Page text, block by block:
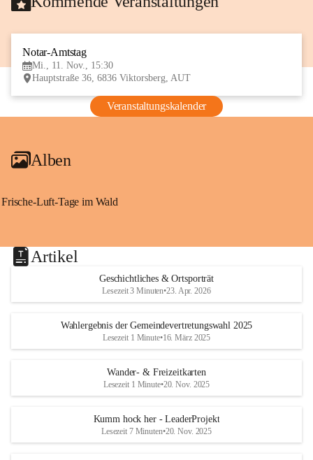
Notar-Amtstag
Mi., 11. Nov., 15:30
Hauptstraße 36, 6836 Viktorsberg, AUT
Veranstaltungskalender
Alben
Frische-Luft-Tage im Wald
Artikel
Geschichtliches & Ortsporträt
Lesezeit 3 Minuten•23. Apr. 2026
Wahlergebnis der Gemeindevertretungswahl 2025
Lesezeit 1 Minute•16. März 2025
Wander- & Freizeitkarten
Lesezeit 1 Minute•20. Nov. 2025
Kumm hock her - LeaderProjekt
Lesezeit 7 Minuten•20. Nov. 2025